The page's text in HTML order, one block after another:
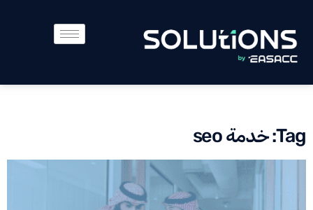
Tag: خدمة seo